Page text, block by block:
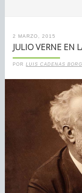
2 MARZO, 2015
JULIO VERNE EN
POR LUIS CADENAS